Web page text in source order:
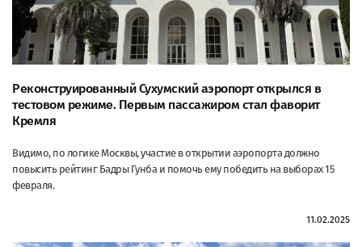
Реконструированный Сухумский аэропорт открылся в
тестовом режиме. Первым пассажиром стал фаворит
Кремля
Видимо, по логике Москвы, участие в открытии аэропорта должно
повысить рейтинг Бадры Гунба и помочь ему победить на выборах 15
февраля.
11.02.2025